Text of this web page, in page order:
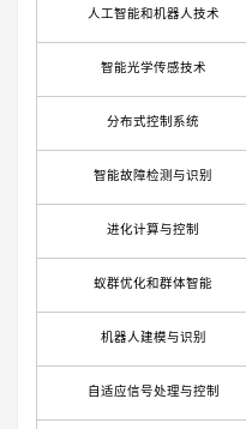
人工智能和机器人技术
智能光学传感技术
分布式控制系统
智能故障检测与识别
进化计算与控制
蚁群优化和群体智能
机器人建模与识别
自适应信号处理与控制